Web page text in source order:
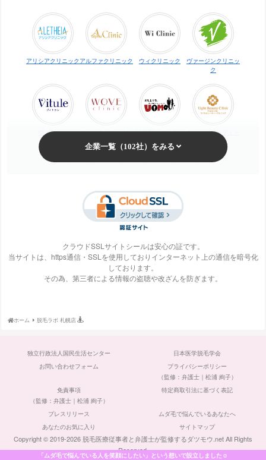
「ムダ毛で悩んでいる人を笑顔にしたい」という想いで設立しました☺️
店舗掲載：2,061件｜2026年08月06日 23:07:43時点（全てみる）
アリシアクリニック アルファクリニック ウィクリニック
ヴァージンクリニッ
ク
ヴィトゥレ
ウォブクリニック中 UOMO（ウオモ） エイトビューティー
クリニック
エステ・タイム エステティックTBC
S-Labo（エスラ
ボ）
エピレ エミナルクリニック エルクリニック
ック
ガーデンクリニックカルミア美肌クリニ
川崎中央クリニック京都ビューティーク
リニック
クラウドSSLサイトシールは安心の証です。
当サイトは、https通信・SSLを使用しておりインターネット上の通信を暗号化
しております。
その為、第三者による情報の盗聴や改ざんを防ぎます。
ホーム 脱毛ラボ 札幌店
独立行政法人国民生活センター
日本医学脱毛学会
お問い合わせフォーム
プライバシーポリシー
（監修：弁護士｜松浦 絢子）
免責事項
（監修：弁護士｜松浦 絢子）
特定商取引法に基づく表記
プレスリリース
ムダ毛で悩んでいるあなたへ
あなたのお気に入り
サイトマップ
Copyright © 2019-2026 脱毛医療従事者と弁護士が監修するダツモウ.net All Rights
Reserved.